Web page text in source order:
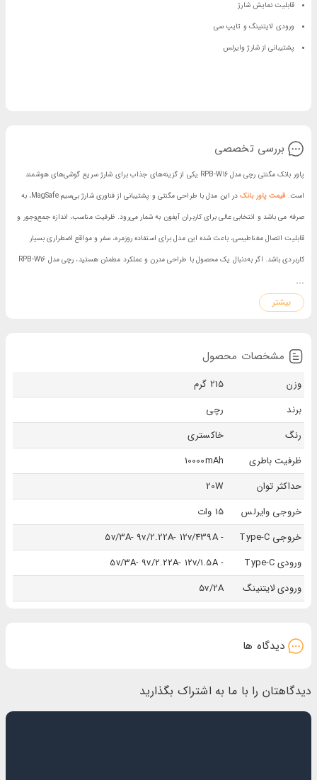
قابلیت نمایش شارژ
ورودی لایتنینگ و تایپ سی
پشتیبانی از شارژ وایرلس
بررسی تخصصی
پاور بانک مگنتی رچی مدل RPB-W16 یکی از گزینه‌های جذاب برای شارژ سریع گوشی‌های هوشمند
است. قیمت پاور بانک
در این مدل با طراحی مگنتی و پشتیبانی از فناوری شارژ بی‌سیم MagSafe، به
صرفه می باشد و انتخابی عالی برای کاربران آیفون به شمار می‌رود. ظرفیت مناسب، اندازه جمع‌وجور و
قابلیت اتصال مغناطیسی، باعث شده این مدل برای استفاده روزمره، سفر و مواقع اضطراری بسیار
کاربردی باشد. اگر به‌دنبال یک محصول با طراحی مدرن و عملکرد مطمئن هستید، رچی مدل RPB-W16
نسبت به امکاناتی که ارائه می‌دهد، کاملاً کاربردی است.
...
بیشتر
مشخصات محصول
وزن
215 گرم
برند
رچی
رنگ
خاکستری
ظرفیت باطری
10000mAh
حداکثر توان
20W
خروجی وایرلس
15 وات
خروجی Type-C
- 5v/3A- 9v/2.22A- 12v/439A
ورودی Type-C
- 5v/3A- 9v/2.22A- 12v/1.5A
ورودی لایتنینگ
5v/2A
دیدگاه ها
دیدگاهتان را با ما به اشتراک بگذارید